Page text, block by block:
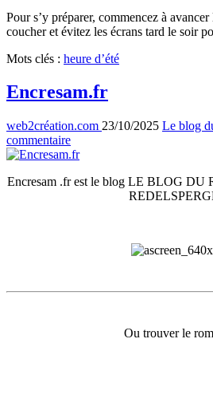
Pour s’y préparer, commencez à
coucher et évitez les écrans tard le soir
Mots clés : heure d’été
Encresam.fr
web2création.com 23/10/2025 Le blog
commentaire
Encresam .fr est le blog LE BLOG DU
Ou trouver le